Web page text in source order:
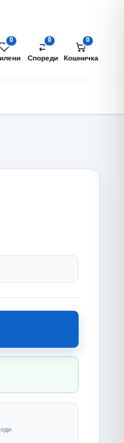
0 0
Спореди
0
Кошничка